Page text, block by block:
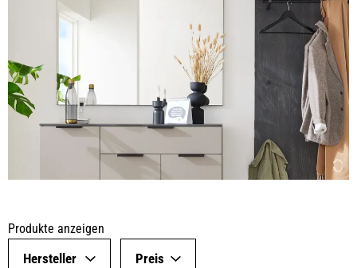
Produkte anzeigen
Hersteller Preis